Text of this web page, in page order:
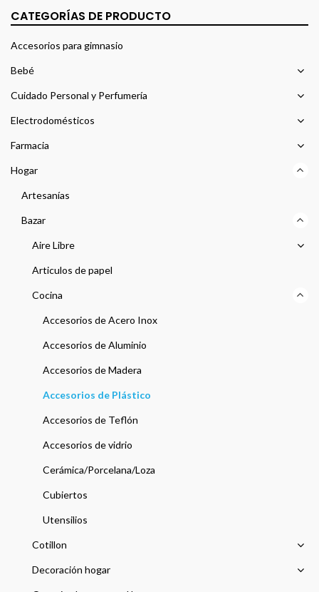
CATEGORÍAS DE PRODUCTO
Accesorios para gimnasio
Bebé
Cuidado Personal y Perfumería
Electrodomésticos
Farmacia
Hogar
Artesanías
Bazar
Aire Libre
Articulos de papel
Cocina
Accesorios de Acero Inox
Accesorios de Aluminio
Accesorios de Madera
Accesorios de Plástico
Accesorios de Teflón
Accesorios de vidrio
Cerámica/Porcelana/Loza
Cubiertos
Utensilios
Cotillon
Decoración hogar